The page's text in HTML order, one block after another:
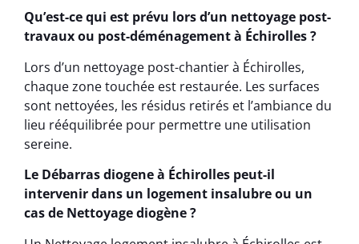
Qu’est-ce qui est prévu lors d’un nettoyage post-
travaux ou post-déménagement à Échirolles ?
Lors d’un nettoyage post-chantier à Échirolles,
chaque zone touchée est restaurée. Les surfaces
sont nettoyées, les résidus retirés et l’ambiance du
lieu rééquilibrée pour permettre une utilisation
sereine.
Le Débarras diogene à Échirolles peut-il
intervenir dans un logement insalubre ou un
cas de Nettoyage diogène ?